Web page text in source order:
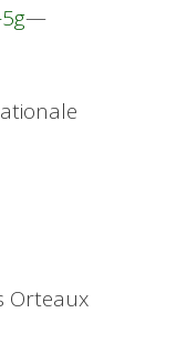
—
nationale
Orteaux